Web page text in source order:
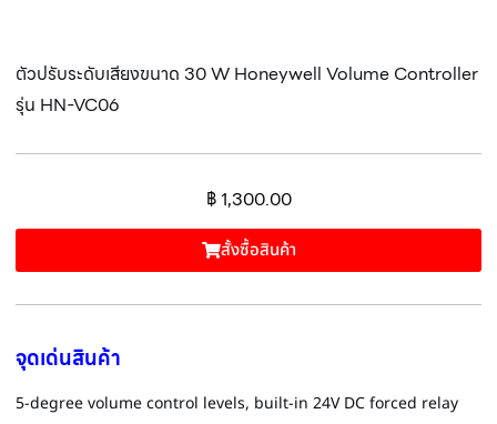
ตัวปรับระดับเสียงขนาด 30 W Honeywell Volume Controller
รุ่น HN-VC06
฿1,300.00
สั้งซื้อสินค้า
จุดเด่นสินค้า
5-degree volume control levels, built-in 24V DC forced relay